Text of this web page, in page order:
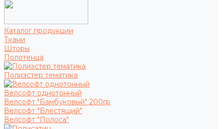
Каталог продукции
Ткани
Шторы
Полотенца
Полиэстер тематика
Велсофт однотонный
Велсофт "Бамбуковый" 200гр
Велсофт "Блестящий"
Велсофт "Полоса"